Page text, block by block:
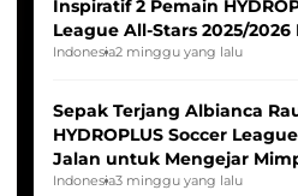
Inspiratif 2 Pemain
League All-Stars 2025/
Seleksi Timnas Indonesia
Indonesia2 minggu yang lalu
Sepak Terjang Albianca
HYDROPLUS Soccer
Jalan untuk Mengejar
Indonesia Putri
Indonesia3 minggu yang lalu